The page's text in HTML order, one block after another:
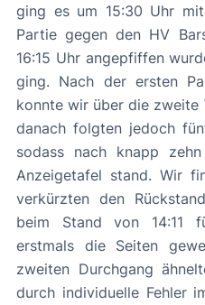
ging es um 15:30 Uhr
Partie gegen den HV
16:15 Uhr angepfiffen
ging. Nach der ersten
konnte wir über die zweite
danach folgten jedoch
sodass nach knapp
Anzeigetafel stand. Wir
verkürzten den
beim Stand von 14:11
erstmals die Seiten
zweiten Durchgang
durch individuelle Fehler